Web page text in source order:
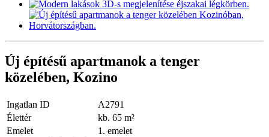
Új építésű apartmanok a tenger
közelében, Kozino
Ingatlan ID
A2791
Élettér
kb. 65 m²
Emelet
1. emelet